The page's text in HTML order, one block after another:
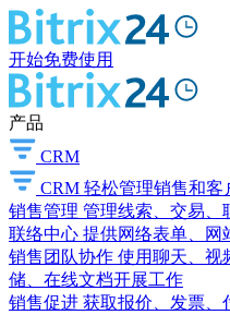
开始免费使用
产品
CRM
CRM 轻松管理销售和客
销售管理 管理线索、交易、
联络中心 提供网络表单、网
销售团队协作 使用聊天、视
储、在线文档开展工作
销售促进 获取报价、发票、